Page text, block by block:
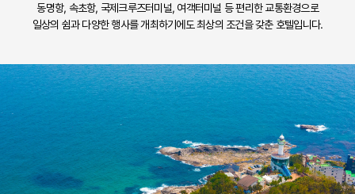
동명항, 속초항, 국제크루즈터미널, 여객터미널 등 편리한 교통환경으로
일상의 쉼과 다양한 행사를 개최하기에도 최상의 조건을 갖춘 호텔입니다.